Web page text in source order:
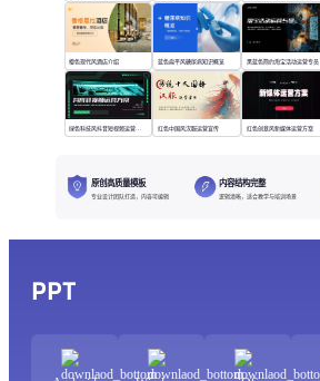
橙色现代风酒店介绍 蓝色扁平风糖尿病知识概览 黑蓝色简约淘宝活动运营专员
绿色科技风抖音短视频运营方案 红色中国风汉服运营宣传 红色创意风新媒体运营方案
原创高质量模板
专业设计团队打造，内容可编辑
内容结构完整
逻辑清晰，适合教学与培训场景
PPT